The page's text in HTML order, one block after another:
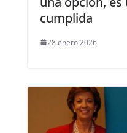
cumplida
28 enero 2026